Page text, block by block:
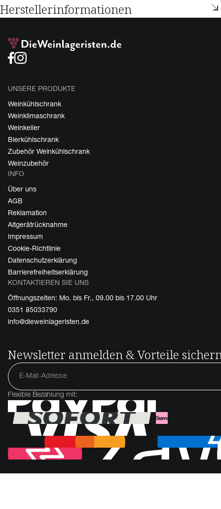
Herstellerinformationen
UNSERE PRODUKTE
Weinkühlschrank
Weinklimaschrank
Weinkeller
Bierkühlschrank
Zubehör Weinkühlschrank
Weinzubehör
INFO
Über uns
AGB
Reklamation
Altgerätrücknahme
Impressum
Cookie-Richtlinie
Datenschutzerklärung
Barrierefreiheitserklärung
KONTAKTIEREN SIE UNS
Öffnungszeiten: Mo. bis Fr., 09.00 bis 17.00 Uhr
0351 85033790
info@dieweinlageristen.de
Newsletter anmelden & Vorteile
Flexible Bezahlung mit: